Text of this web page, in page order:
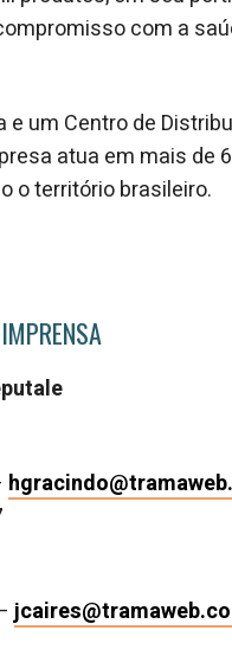
com a
e um Centro de
atua em mais de
o território brasileiro.